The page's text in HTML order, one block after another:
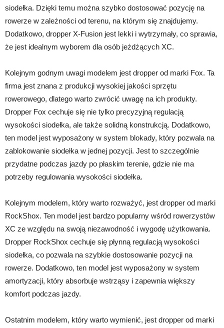
siodełka. Dzięki temu można szybko dostosować pozycję na
rowerze w zależności od terenu, na którym się znajdujemy.
Dodatkowo, dropper X-Fusion jest lekki i wytrzymały, co sprawia,
że jest idealnym wyborem dla osób jeżdżących XC.
Kolejnym godnym uwagi modelem jest dropper od marki Fox. Ta
firma jest znana z produkcji wysokiej jakości sprzętu
rowerowego, dlatego warto zwrócić uwagę na ich produkty.
Dropper Fox cechuje się nie tylko precyzyjną regulacją
wysokości siodełka, ale także solidną konstrukcją. Dodatkowo,
ten model jest wyposażony w system blokady, który pozwala na
zablokowanie siodełka w jednej pozycji. Jest to szczególnie
przydatne podczas jazdy po płaskim terenie, gdzie nie ma
potrzeby regulowania wysokości siodełka.
Kolejnym modelem, który warto rozważyć, jest dropper od marki
RockShox. Ten model jest bardzo popularny wśród rowerzystów
XC ze względu na swoją niezawodność i wygodę użytkowania.
Dropper RockShox cechuje się płynną regulacją wysokości
siodełka, co pozwala na szybkie dostosowanie pozycji na
rowerze. Dodatkowo, ten model jest wyposażony w system
amortyzacji, który absorbuje wstrząsy i zapewnia większy
komfort podczas jazdy.
Ostatnim modelem, który warto wymienić, jest dropper od marki